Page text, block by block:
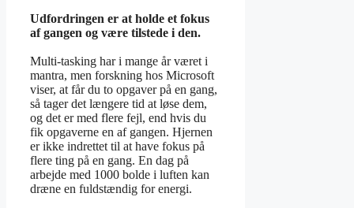
Udfordringen er at holde et fokus
af gangen og være tilstede i den.
Multi-tasking har i mange år været i
mantra, men forskning hos Microsoft
viser, at får du to opgaver på en gang,
så tager det længere tid at løse dem,
og det er med flere fejl, end hvis du
fik opgaverne en af gangen. Hjernen
er ikke indrettet til at have fokus på
flere ting på en gang. En dag på
arbejde med 1000 bolde i luften kan
dræne en fuldstændig for energi.